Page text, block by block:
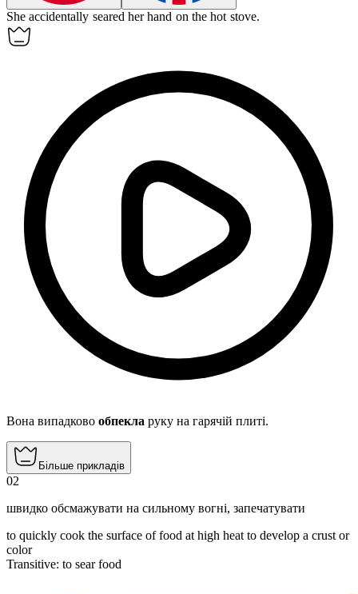
She accidentally seared her hand on the hot stove.
Вона випадково обпекла руку на гарячій плиті.
Більше прикладів
02
швидко обсмажувати на сильному вогні, запечатувати
to quickly cook the surface of food at high heat to develop a crust or
color
Transitive: to searfood